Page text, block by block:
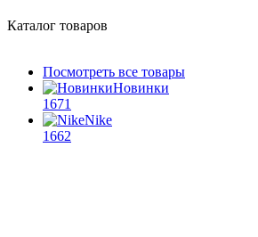
Каталог товаров
Посмотреть все товары
Новинки
1671
Nike
1662